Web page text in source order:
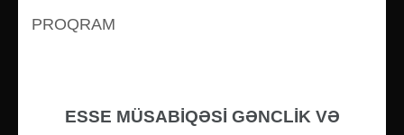
PROQRAM
ESSE MÜSABİQƏSİ GƏNCLİK VƏ